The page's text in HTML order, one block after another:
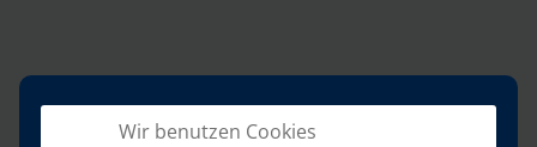
Jetzt anmelden!
Wir benutzen Cookies